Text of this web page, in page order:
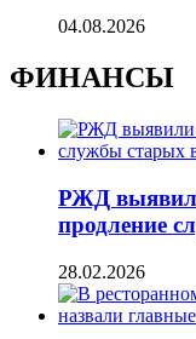
04.08.2026
ФИНАНСЫ
РЖД
продление
28.02.2026